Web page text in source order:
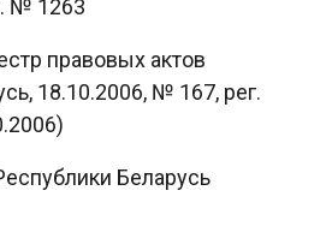
№ 1263
правовых актов
18.10.2006, № 167, рег.
Беларусь